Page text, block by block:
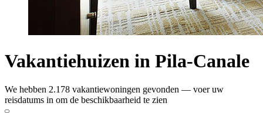
Vakantiehuizen in Pila-Canale
We hebben 2.178 vakantiewoningen gevonden — voer uw
reisdatums in om de beschikbaarheid te zien